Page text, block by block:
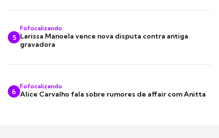
5
Fofocalizando
Larissa Manoela vence nova disputa contra antiga
gravadora
6
Fofocalizando
Alice Carvalho fala sobre rumores de affair com Anitta